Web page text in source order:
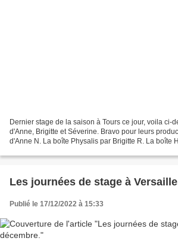
Dernier stage de la saison à Tours ce jour, voila ci-
d'Anne, Brigitte et Séverine. Bravo pour leurs
d'Anne N. La boîte
Les journées de stage à
Publié le 17/12/2022 à 15:33